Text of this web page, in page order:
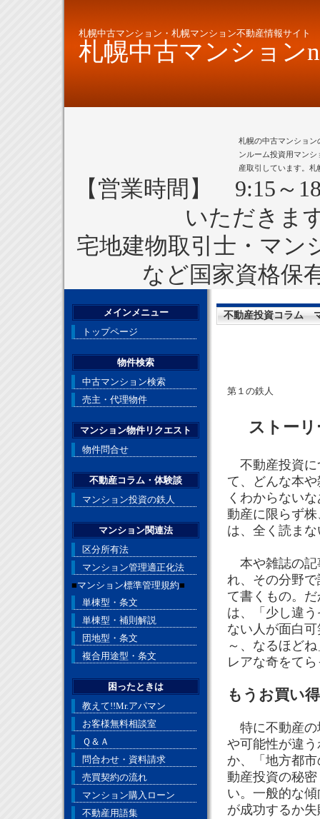
札幌中古マンション・札幌マンション不動産情報サイト
札幌中古マンション
札幌の中古マンショ
ンルーム投資用マン
産取引しています。
【営業時間】 9:15～
いただきま
宅地建物取引士・マン
など国家資格保
不動産投資コラム
第１の鉄人
ストー
不動産投資に
て、どんな本
くわからない
動産に限らず
は、全く読まな
本や雑誌の記
れ、その分野
て書くもの。
は、「少し違
ない人が面白
～、なるほど
レアな奇をて
もうお買い
特に不動産の
や可能性が違
か、「地方都
動産投資の秘
い。一般的な
が成功するか
メインメニュー
トップページ
物件検索
中古マンション検索
売主・代理物件
マンション物件リクエスト
物件問合せ
不動産コラム・体験談
マンション投資の鉄人
マンション関連法
区分所有法
マンション管理適正化法
■マンション標準管理規約■
単棟型・条文
単棟型・補則解説
団地型・条文
複合用途型・条文
困ったときは
教えて!!Mr.アパマン
お客様無料相談室
Ｑ＆Ａ
問合わせ・資料請求
売買契約の流れ
マンション購入ローン
不動産用語集